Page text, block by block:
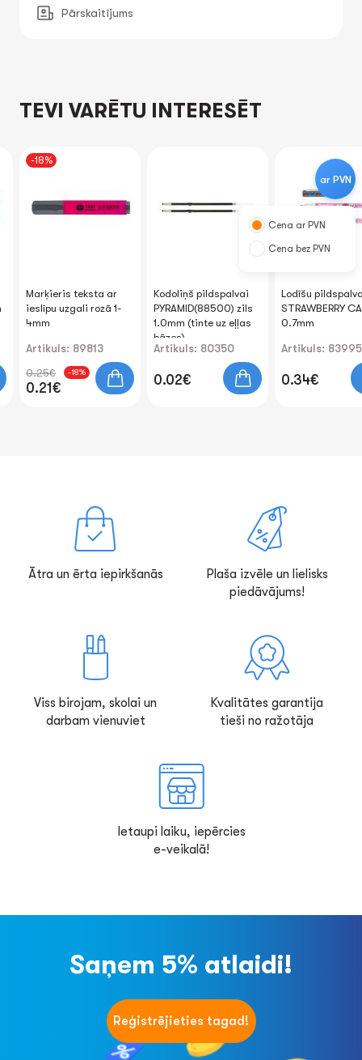
Pārskaitījums
TEVI VARĒTU INTERESĒT
-18%
Marķieris teksta ar
ieslīpu uzgali rozā 1-
4mm
Artikuls: 89813
0.25€ -18%
0.21€
Kodoliņš pildspalvai
PYRAMID(88500) zils
1.0mm (tinte uz eļļas
bāzes)
Artikuls: 80350
0.02€
Lodīšu
STRAWBERRY
0.7mm
Artikuls: 83995
0.34€
ar PVN
Cena ar PVN
Cena bez PVN
Ātra un ērta iepirkšanās
Plaša izvēle un lielisks
piedāvājums!
Viss birojam, skolai un
darbam vienuviet
Kvalitātes garantija
tieši no ražotāja
Ietaupi laiku, iepērcies
e-veikalā!
Saņem 5% atlaidi!
Reģistrējieties tagad!